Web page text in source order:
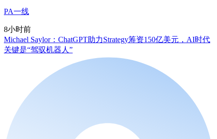
PA一线
8小时前
Michael Saylor：ChatGPT助力Strategy筹资150亿美元，AI时代
关键是“驾驭机器人”